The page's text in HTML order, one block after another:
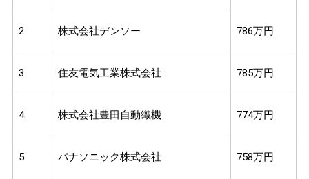
2 株式会社デンソー 786万円
3 住友電気工業株式会社 785万円
4 株式会社豊田自動織機 774万円
5 パナソニック株式会社 758万円